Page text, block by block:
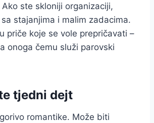
ste skloniji organizaciji,
stajanjima i malim zadacima.
priče koje se vole prepričavati –
onoga čemu služi parovski
tjedni dejt
romantike. Može biti